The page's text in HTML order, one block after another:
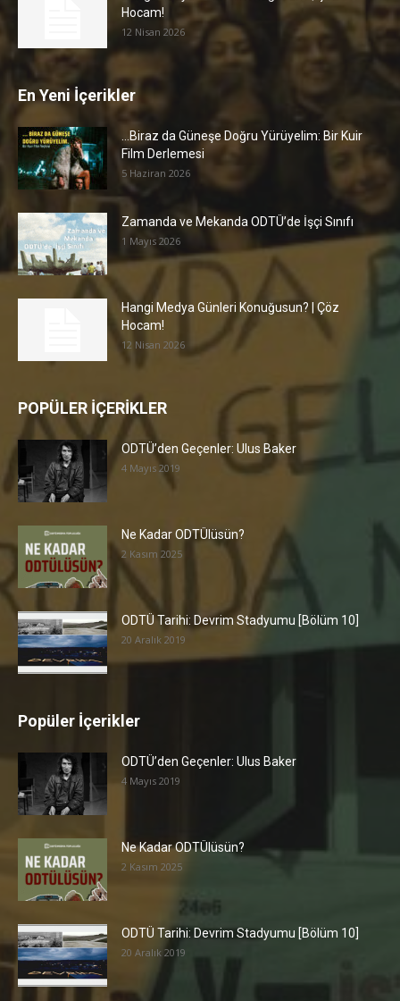
Hocam!
12 Nisan 2026
En Yeni İçerikler
…Biraz da Güneşe Doğru Yürüyelim: Bir Kuir
Film Derlemesi
5 Haziran 2026
Zamanda ve Mekanda ODTÜ’de İşçi Sınıfı
1 Mayıs 2026
Hangi Medya Günleri Konuğusun? | Çöz
Hocam!
12 Nisan 2026
POPÜLER İÇERİKLER
ODTÜ’den Geçenler: Ulus Baker
4 Mayıs 2019
Ne Kadar ODTÜlüsün?
2 Kasım 2025
ODTÜ Tarihi: Devrim Stadyumu [Bölüm 10]
20 Aralık 2019
Popüler İçerikler
ODTÜ’den Geçenler: Ulus Baker
4 Mayıs 2019
Ne Kadar ODTÜlüsün?
2 Kasım 2025
ODTÜ Tarihi: Devrim Stadyumu [Bölüm 10]
20 Aralık 2019